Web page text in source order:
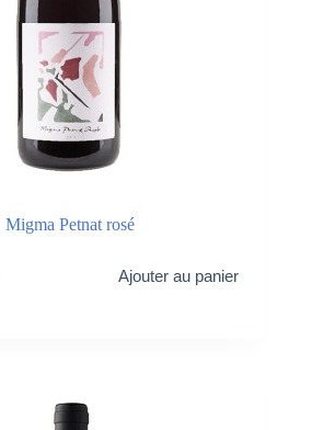
Migma Petnat rosé
Ajouter au panier